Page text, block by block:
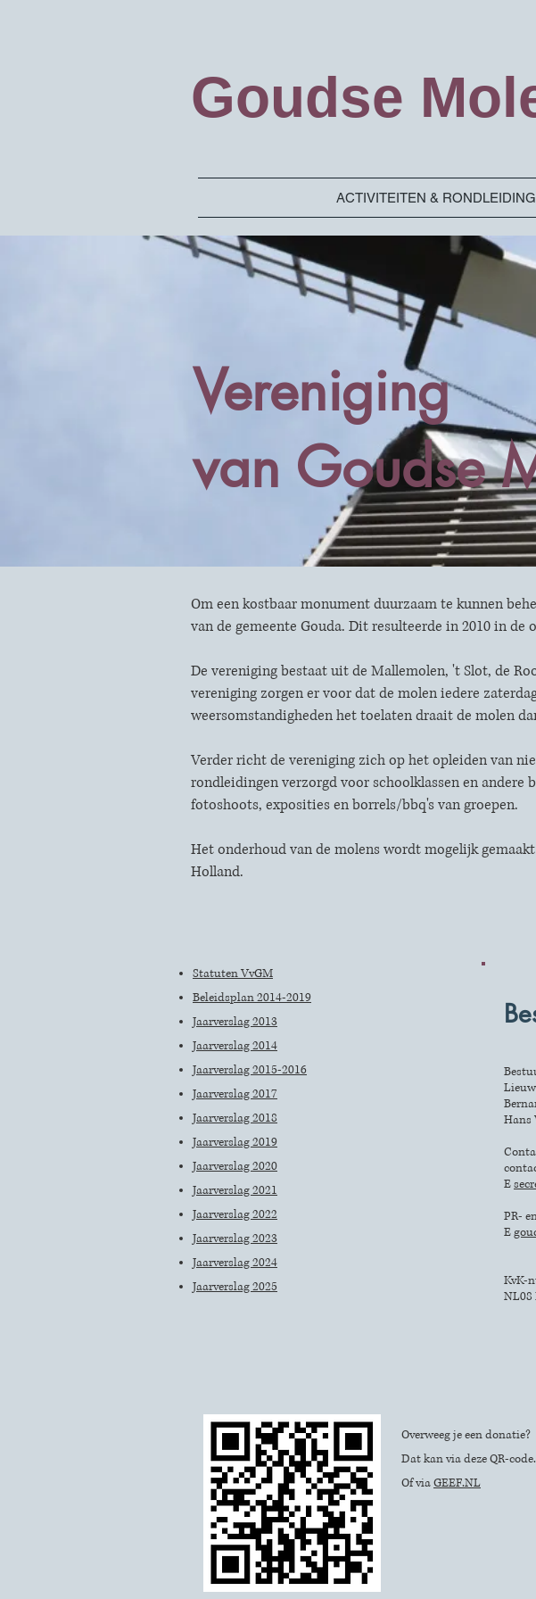
Goudse
ACTIVITEITEN &
Vereniging
van Goudse
Om een kostbaar monument duurzaam te kunnen
van de gemeente Gouda. Dit resulteerde in 2010 in
De vereniging bestaat uit de Mallemolen, 't Slot, de
vereniging zorgen er voor dat de molen iedere
weersomstandigheden het toelaten draait de molen
Verder richt de vereniging zich op het opleiden van
rondleidingen verzorgd voor schoolklassen en
fotoshoots, exposities en borrels/bbq's van groepen.
Het onderhoud van de molens wordt mogelijk
Holland.
Statuten VvGM
Beleidsplan 2014-2019
Jaarverslag 2013
Jaarverslag 2014
Jaarverslag 2015-2016
Jaarverslag 2017
Jaarverslag 2018
Jaarverslag 2019
Jaarverslag 2020
Jaarverslag 2021
Jaarverslag 2022
Jaarverslag 2023
Jaarverslag 2024
Jaarverslag 2025
Hans
E
PR-
E
KvK-
NL08
Overweeg je een donatie?
Dat kan via deze QR-code.
Of viaGEEF.NL